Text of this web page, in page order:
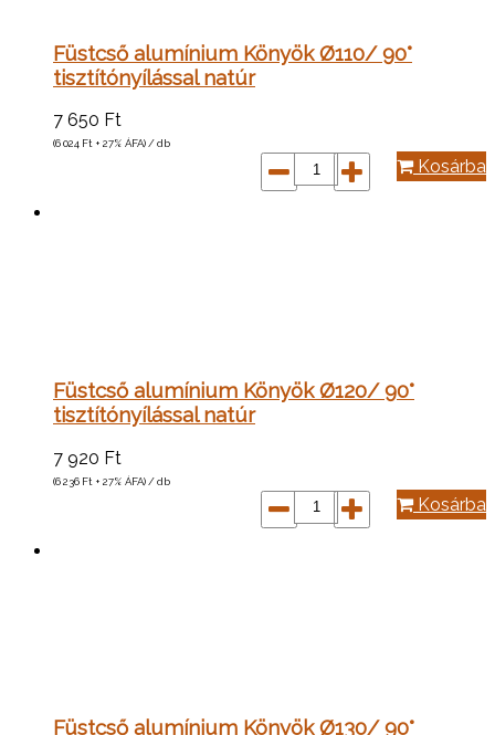
Füstcső alumínium Könyök Ø110/ 90°
tisztítónyílással natúr
7 650 Ft
(6 024 Ft + 27% ÁFA) / db
Kosárba
Füstcső alumínium Könyök Ø120/ 90°
tisztítónyílással natúr
7 920 Ft
(6 236 Ft + 27% ÁFA) / db
Kosárba
Füstcső alumínium Könyök Ø130/ 90°